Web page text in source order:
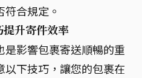
合規定。
提升寄件效率
影響包裹寄送順暢的重
下技巧，讓您的包裹在